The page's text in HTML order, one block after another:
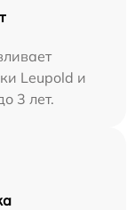
Leupold и
3 лет.